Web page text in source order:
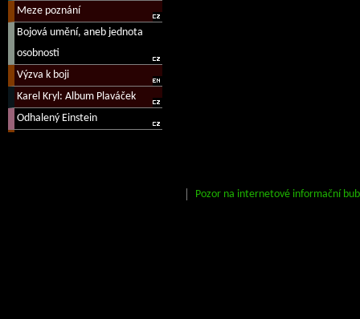
Pozor na internetové informační